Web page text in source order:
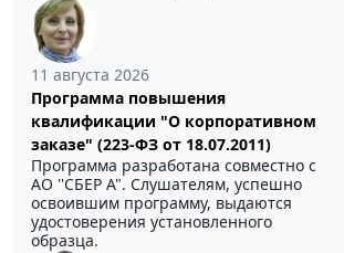
11 августа 2026
Программа повышения
квалификации "О корпоративном
заказе" (223-ФЗ от 18.07.2011)
Программа разработана совместно с
АО ''СБЕР А". Слушателям, успешно
освоившим программу, выдаются
удостоверения установленного
образца.